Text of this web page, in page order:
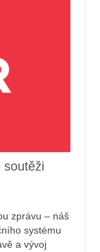
soutěži
zprávu – náš
systému
a vývoj